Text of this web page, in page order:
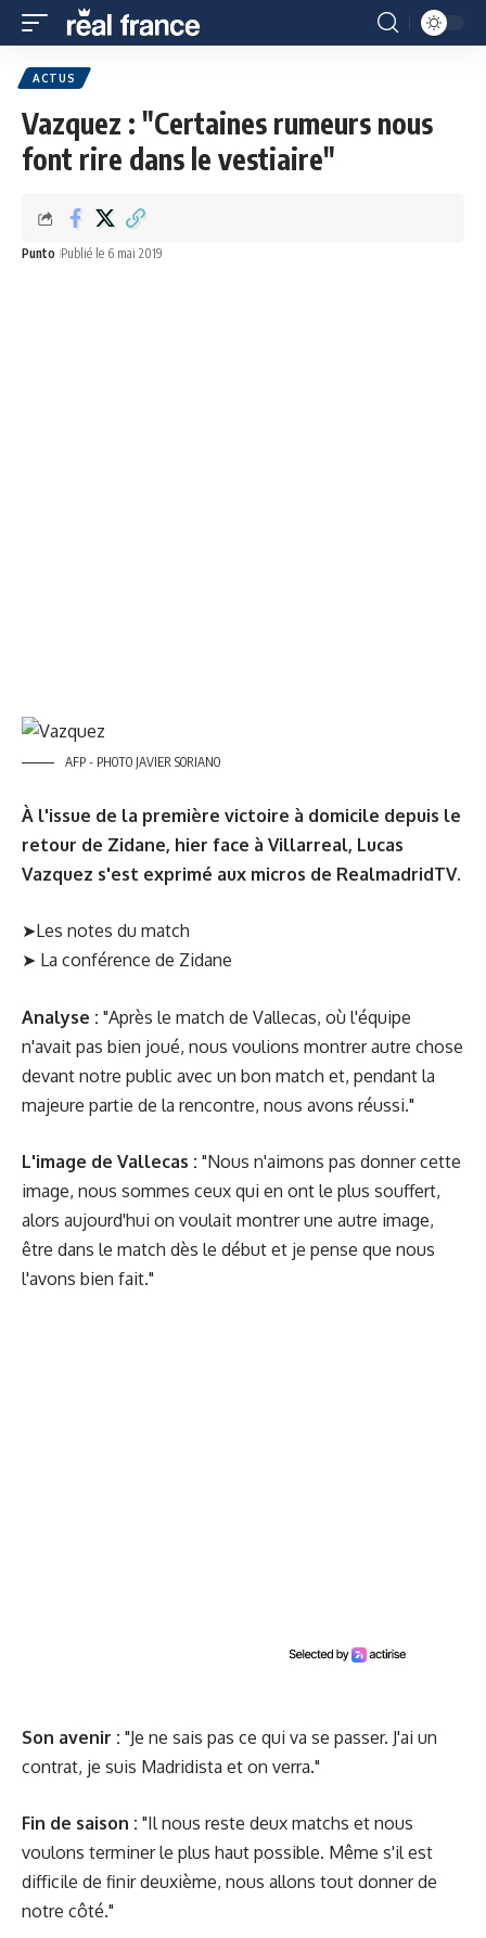
ACTUS
Vazquez : "Certaines rumeurs nous
font rire dans le vestiaire"
Punto Publié le 6 mai 2019
AFP - PHOTO JAVIER SORIANO
À l'issue de la première victoire à domicile depuis le
retour de Zidane, hier face à Villarreal, Lucas
Vazquez s'est exprimé aux micros de RealmadridTV.
➤Les notes du match
➤ La conférence de Zidane
Analyse : "Après le match de Vallecas, où l'équipe
n'avait pas bien joué, nous voulions montrer autre chose
devant notre public avec un bon match et, pendant la
majeure partie de la rencontre, nous avons réussi."
L'image de Vallecas : "Nous n'aimons pas donner cette
image, nous sommes ceux qui en ont le plus souffert,
alors aujourd'hui on voulait montrer une autre image,
être dans le match dès le début et je pense que nous
l'avons bien fait."
Son avenir : "Je ne sais pas ce qui va se passer. J'ai un
contrat, je suis Madridista et on verra."
Fin de saison : "Il nous reste deux matchs et nous
voulons terminer le plus haut possible. Même s'il est
difficile de finir deuxième, nous allons tout donner de
notre côté."